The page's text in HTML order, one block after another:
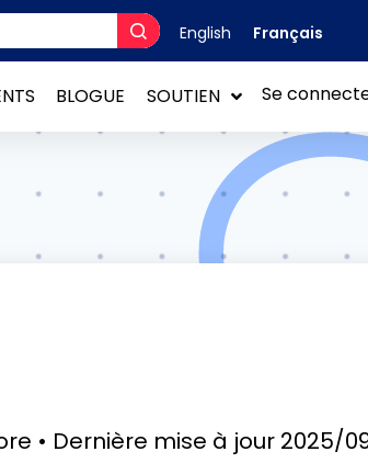
English Français
BLOGUE SOUTIEN Se
Dernière mise à jour2025/